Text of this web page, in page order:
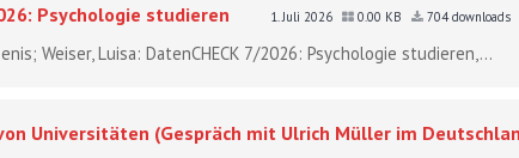
Psychologie studieren 1. Juli 2026 0.00 KB 704 downloads
Weiser, Luisa: DatenCHECK 7/2026: Psychologie studieren,...
Universitäten (Gespräch mit Ulrich Müller im